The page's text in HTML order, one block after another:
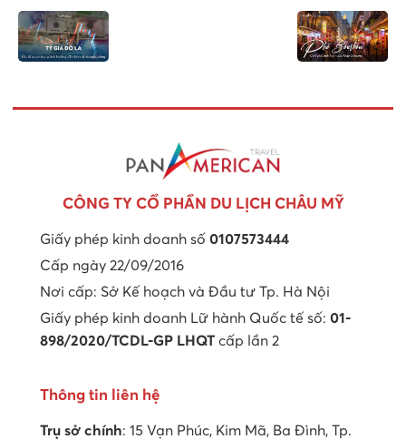
CÔNG TY CỔ PHẦN DU LỊCH CHÂU MỸ
Giấy phép kinh doanh số 0107573444
Cấp ngày 22/09/2016
Nơi cấp: Sở Kế hoạch và Đầu tư Tp. Hà Nội
Giấy phép kinh doanh Lữ hành Quốc tế số: 01-
898/2020/TCDL-GP LHQT cấp lần 2
Thông tin liên hệ
Trụ sở chính: 15 Vạn Phúc, Kim Mã, Ba Đình, Tp.